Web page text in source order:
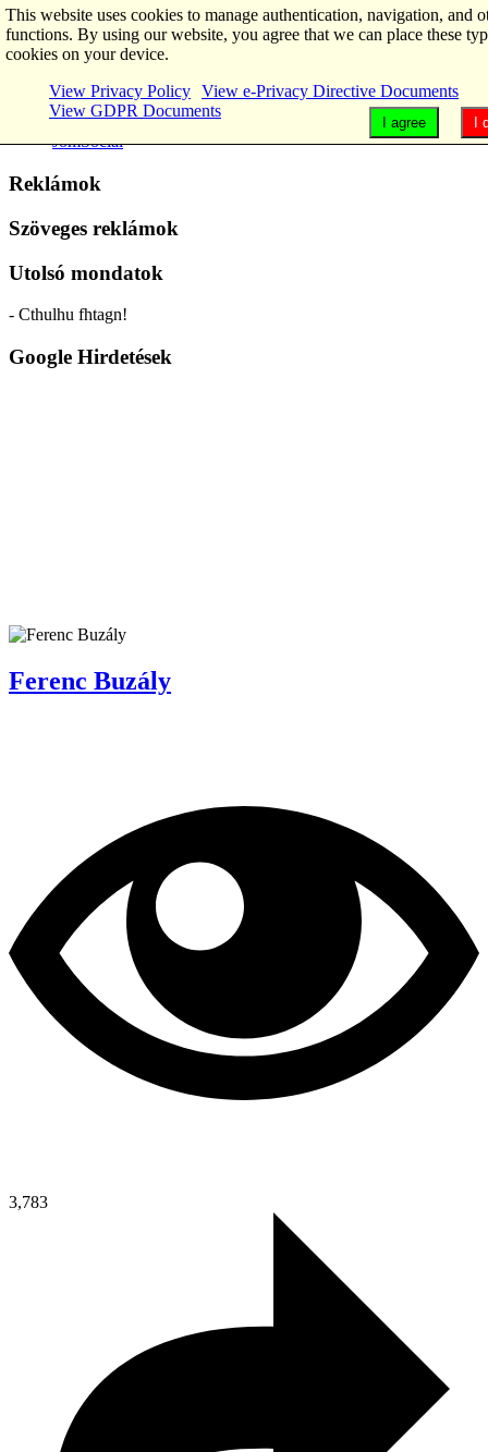
Main Menu
GDPR
Home
JomSocial
Reklámok
Szöveges reklámok
Utolsó mondatok
- Cthulhu fhtagn!
Google Hirdetések
Ferenc Buzály
3,783
This website uses cookies to manage authentication, navigation, and
functions. By using our website, you agree that we can place these
cookies on your device.
View Privacy Policy View e-Privacy Directive Documents
View GDPR Documents
I
I agree